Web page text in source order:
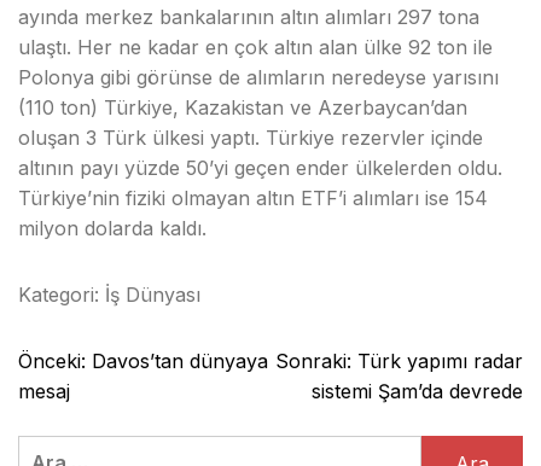
ayında merkez bankalarının altın alımları 297 tona
ulaştı. Her ne kadar en çok altın alan ülke 92 ton ile
Polonya gibi görünse de alımların neredeyse yarısını
(110 ton) Türkiye, Kazakistan ve Azerbaycan’dan
oluşan 3 Türk ülkesi yaptı. Türkiye rezervler içinde
altının payı yüzde 50’yi geçen ender ülkelerden oldu.
Türkiye’nin fiziki olmayan altın ETF’i alımları ise 154
milyon dolarda kaldı.
Kategori: İş Dünyası
Yazı
gezinmesi
Önceki: Davos’tan dünyaya
mesaj
Sonraki: Türk yapımı radar
sistemi Şam’da devrede
Arama: